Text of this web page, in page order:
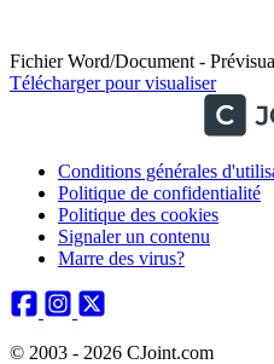
Fichier Word/Document -
Télécharger pour visualiser
Conditions générales
Politique de confidentialité
Politique des cookies
Signaler un contenu
Marre des virus?
© 2003 - 2026 CJoint.com